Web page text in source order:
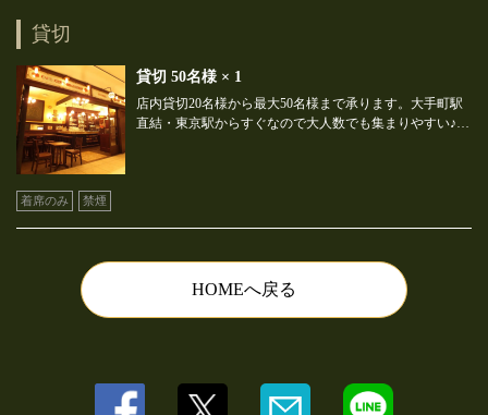
貸切
貸切 50名様 × 1
店内貸切20名様から最大50名様まで承ります。大手町駅
直結・東京駅からすぐなので大人数でも集まりやすい♪エ
着席のみ 禁煙
HOMEへ戻る
お席 | Gent（ゲント） 大手町店
https://bbc-gent.owst.jp/seats
お店情報をコピー